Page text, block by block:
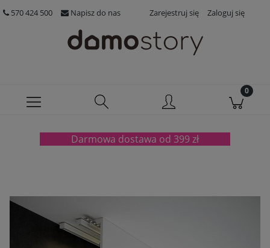
570 424 500 Napisz do nas Zarejestruj się Zaloguj się
Darmowa dostawa od 399 zł